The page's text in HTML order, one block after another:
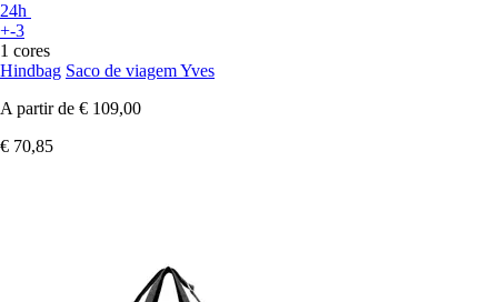
24h
+-3
1 cores
Hindbag Saco de viagem Yves
A partir de € 109,00
€ 70,85